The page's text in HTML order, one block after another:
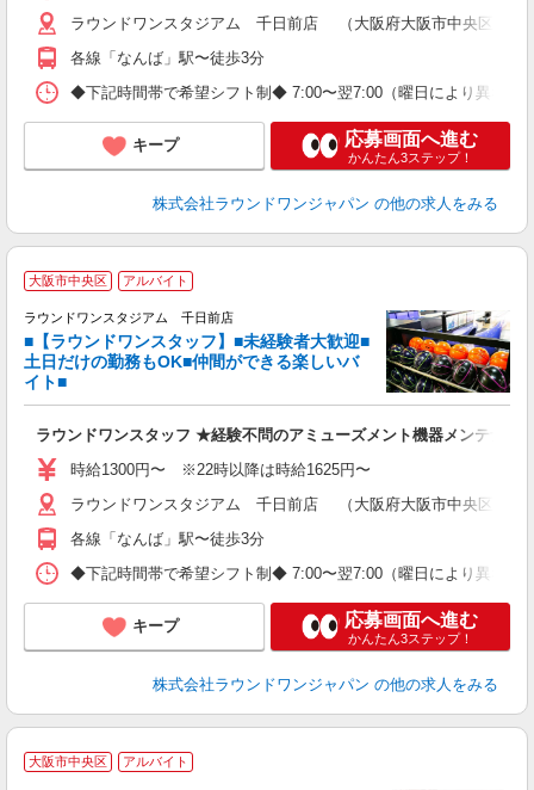
ラウンドワンスタジアム 千日前店 （大阪府大阪市中央区難波1
各線「なんば」駅〜徒歩3分
◆下記時間帯で希望シフト制◆ 7:00〜翌7:00（曜日により異な
キープ 応募画面へ進む
かんたん3ステップ！
株式会社ラウンドワンジャパン の他の求人をみる
大阪市中央区 アルバイト
ラウンドワンスタジアム 千日前店
■【ラウンドワンスタッフ】■未経験者大歓迎■
土日だけの勤務もOK■仲間ができる楽しいバ
イト■
ラウンドワンスタッフ ★経験不問のアミューズメント機器メンテナン
時給1300円〜 ※22時以降は時給1625円〜
ラウンドワンスタジアム 千日前店 （大阪府大阪市中央区難波1
各線「なんば」駅〜徒歩3分
◆下記時間帯で希望シフト制◆ 7:00〜翌7:00（曜日により異な
キープ 応募画面へ進む
かんたん3ステップ！
株式会社ラウンドワンジャパン の他の求人をみる
大阪市中央区 アルバイト